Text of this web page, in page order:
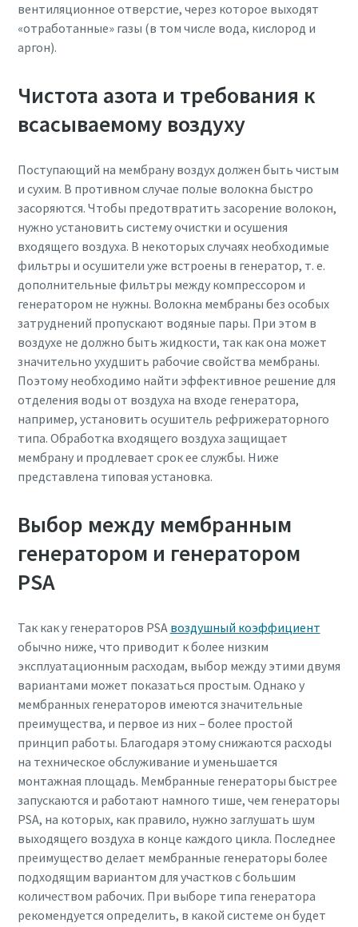
транспортировки с помощью
пневматических конвейеров
Узнайте, как сделать процесс транспортировки с
помощью пневматических конвейеров более
эффективным.
Подробнее
вентиляционное отверстие, через которое выходят
«отработанные» газы (в том числе вода, кислород и
аргон).
Чистота азота и требования к
всасываемому воздуху
Поступающий на мембрану воздух должен быть чистым
и сухим. В противном случае полые волокна быстро
засоряются. Чтобы предотвратить засорение волокон,
нужно установить систему очистки и осушения
входящего воздуха. В некоторых случаях необходимые
фильтры и осушители уже встроены в генератор, т. е.
дополнительные фильтры между компрессором и
генератором не нужны. Волокна мембраны без особых
затруднений пропускают водяные пары. При этом в
воздухе не должно быть жидкости, так как она может
значительно ухудшить рабочие свойства мембраны.
Поэтому необходимо найти эффективное решение для
отделения воды от воздуха на входе генератора,
например, установить осушитель рефрижераторного
типа. Обработка входящего воздуха защищает
мембрану и продлевает срок ее службы. Ниже
представлена типовая установка.
Выбор между мембранным
генератором и генератором
PSA
Так как у генераторов PSA воздушный коэффициент
обычно ниже, что приводит к более низким
эксплуатационным расходам, выбор между этими двумя
вариантами может показаться простым. Однако у
мембранных генераторов имеются значительные
преимущества, и первое из них – более простой
принцип работы. Благодаря этому снижаются расходы
на техническое обслуживание и уменьшается
монтажная площадь. Мембранные генераторы быстрее
запускаются и работают намного тише, чем генераторы
PSA, на которых, как правило, нужно заглушать шум
выходящего воздуха в конце каждого цикла. Последнее
преимущество делает мембранные генераторы более
подходящим вариантом для участков с большим
количеством рабочих. При выборе типа генератора
рекомендуется определить, в какой системе он будет